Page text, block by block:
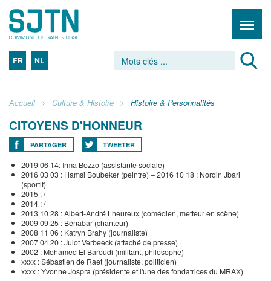
FR NL
Accueil Culture & Histoire Histoire & Personnalités
CITOYENS D'HONNEUR
PARTAGER TWEETER
2019 06 14: Irma Bozzo (assistante sociale)
2016 03 03 : Hamsi Boubeker (peintre) – 2016 10 18 : Nordin Jbari
(sportif)
2015 : /
2014 : /
2013 10 28 : Albert-André Lheureux (comédien, metteur en scène)
2009 09 25 : Bénabar (chanteur)
2008 11 06 : Katryn Brahy (journaliste)
2007 04 20 : Julot Verbeeck (attaché de presse)
2002 : Mohamed El Baroudi (militant, philosophe)
xxxx : Sébastien de Raet (journaliste, politicien)
xxxx : Yvonne Jospra (présidente et l'une des fondatrices du MRAX)